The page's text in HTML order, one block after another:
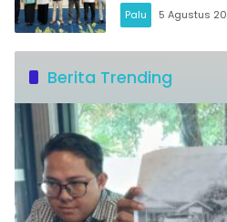
Palu 5 Agustus
Berita Trending